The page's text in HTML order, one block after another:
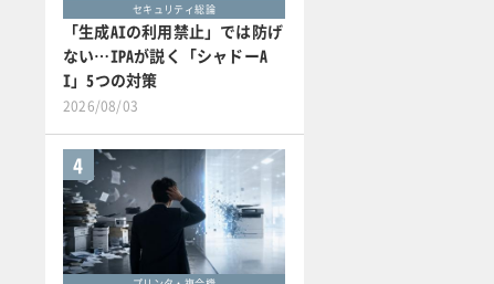
セキュリティ総論
「生成AIの利用禁止」では防げ
ない…IPAが説く「シャドーA
I」5つの対策
2026/08/03
4